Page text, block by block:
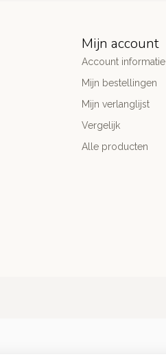
Mijn account
Account informatie
Mijn bestellingen
Mijn verlanglijst
Vergelijk
Alle producten